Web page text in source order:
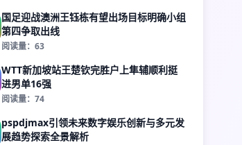
国足迎战澳洲王钰栋有望出场目标明确小组
第四争取出线
阅读量：63
WTT新加坡站王楚钦完胜户上隼辅顺利挺
进男单16强
阅读量：74
pspdjmax引领未来数字娱乐创新与多元发
展趋势探索全景解析